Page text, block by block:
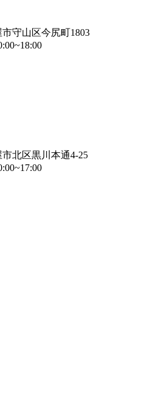
守山区今尻町1803
北区黒川本通4-25